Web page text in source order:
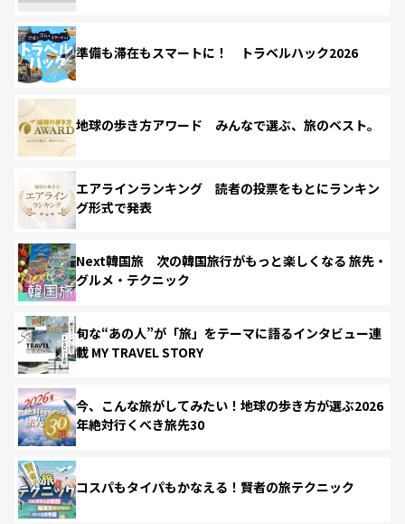
準備も滞在もスマートに！ トラベルハック2026
地球の歩き方アワード みんなで選ぶ、旅のベスト。
エアラインランキング 読者の投票をもとにランキン
グ形式で発表
Next韓国旅 次の韓国旅行がもっと楽しくなる 旅先・
グルメ・テクニック
旬な“あの人”が「旅」をテーマに語るインタビュー連
載 MY TRAVEL STORY
今、こんな旅がしてみたい！地球の歩き方が選ぶ2026
年絶対行くべき旅先30
コスパもタイパもかなえる！賢者の旅テクニック